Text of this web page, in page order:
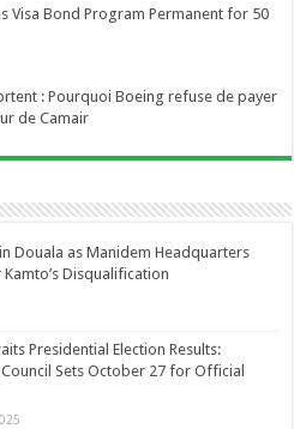
Visa Bond Program Permanent for 50
: Pourquoi Boeing refuse de payer
de Camair
Douala as Manidem Headquarters
Disqualification
Presidential Election Results:
Sets October 27 for Official